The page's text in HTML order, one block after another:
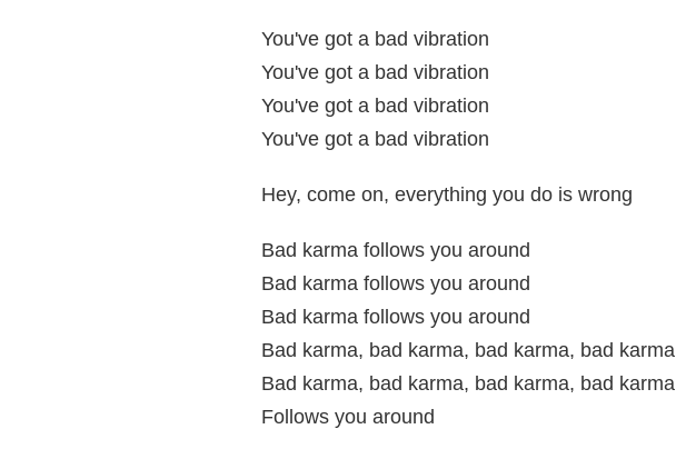
You've got a bad vibration
You've got a bad vibration
You've got a bad vibration
You've got a bad vibration
Hey, come on, everything you do is wrong
Bad karma follows you around
Bad karma follows you around
Bad karma follows you around
Bad karma, bad karma, bad karma, bad karma
Bad karma, bad karma, bad karma, bad karma
Follows you around